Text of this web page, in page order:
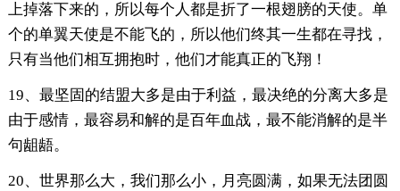
上掉落下来的，所以每个人都是折了一根翅膀的天使。单
个的单翼天使是不能飞的，所以他们终其一生都在寻找，
只有当他们相互拥抱时，他们才能真正的飞翔！
19、最坚固的结盟大多是由于利益，最决绝的分离大多是
由于感情，最容易和解的是百年血战，最不能消解的是半
句龃龉。
20、世界那么大，我们那么小，月亮圆满，如果无法团圆